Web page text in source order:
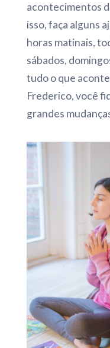
acontecimentos
isso, faça alguns
horas matinais,
sábados,
tudo o que
Frederico, você
grandes